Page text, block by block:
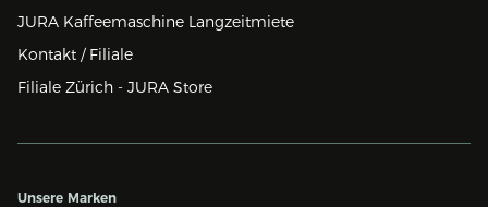
JURA Kaffeemaschine Langzeitmiete
Kontakt / Filiale
Filiale Zürich - JURA Store
Unsere Marken